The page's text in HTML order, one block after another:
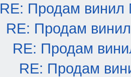
RE: Продам винил
RE: Продам
RE: Продам
RE: Продам